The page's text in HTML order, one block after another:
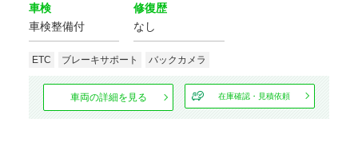
車検
車検整備付
修復歴
なし
ETC ブレーキサポート バックカメラ
車両の詳細を見る 在庫確認・見積依頼